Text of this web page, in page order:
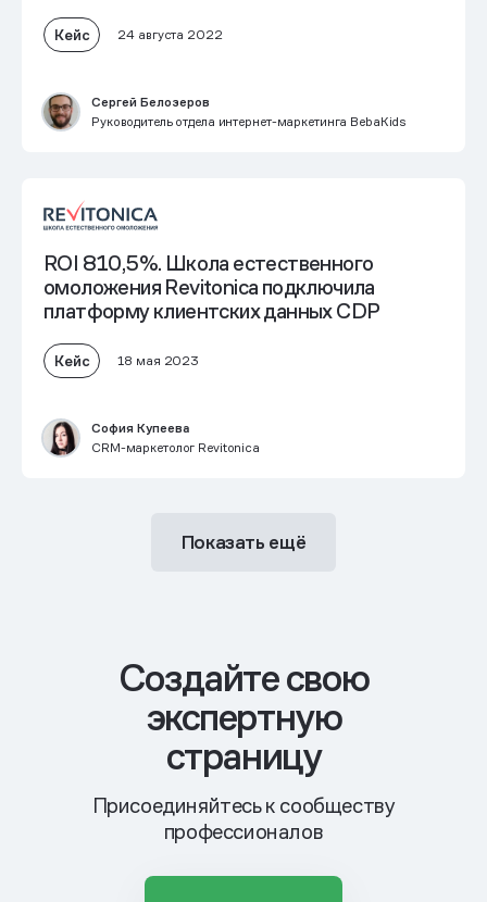
Кейс 24 августа 2022
Сергей Белозеров
Руководитель отдела интернет-маркетинга BebaKids
ROI 810,5%. Школа естественного
омоложения Revitonica подключила
платформу клиентских данных CDP
Кейс 18 мая 2023
София Купеева
CRM-маркетолог Revitonica
Показать ещё
Cоздайте свою
экспертную
страницу
Присоединяйтесь к сообществу
профессионалов